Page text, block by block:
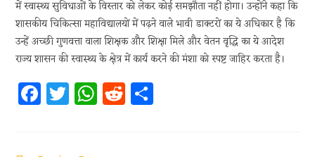
में स्वास्थ्य सुविधाओं के विस्तार को लेकर कोई समझौता नहीं होगा। उन्होंने कहा कि
शासकीय चिकित्सा महाविद्यालयों में पढ़ने वाले भावी डाक्टरों का ये अधिकार है कि
उन्हें अच्छी गुणवत्ता वाला शिक्षक और शिक्षा मिले और वेतन वृद्धि का ये आदेश
राज्य शासन की स्वास्थ्य के क्षेत्र में कार्य करने की मंशा को स्पष्ट जाहिर करता है।
Fa
ce
T
w
W
h
R
e